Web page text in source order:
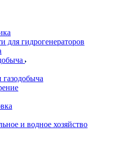
для гидрогенераторов
и водное хозяйство